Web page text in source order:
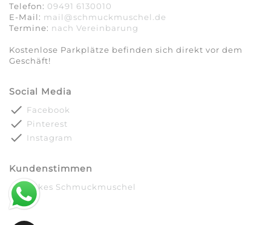
Telefon: 09491 6130010
E-Mail: mail@schmuckmuschel.de
Termine: nach Vereinbarung​​​​​​​
Kostenlose Parkplätze befinden sich direkt vor dem
Geschäft!
Social Media
done Facebook
done Pinterest
done Instagram
Kundenstimmen
done Silkes Schmuckmuschel